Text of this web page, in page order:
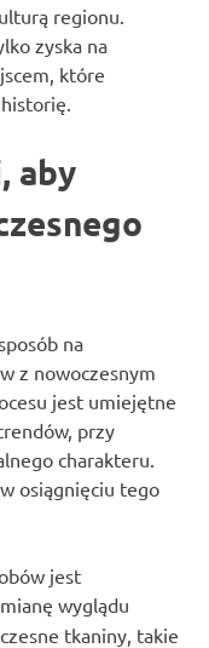
regionu.
zyska na
które
aby
na
z nowoczesnym
jest umiejętne
przy
charakteru.
osiągnięciu tego
jest
wyglądu
tkaniny, takie